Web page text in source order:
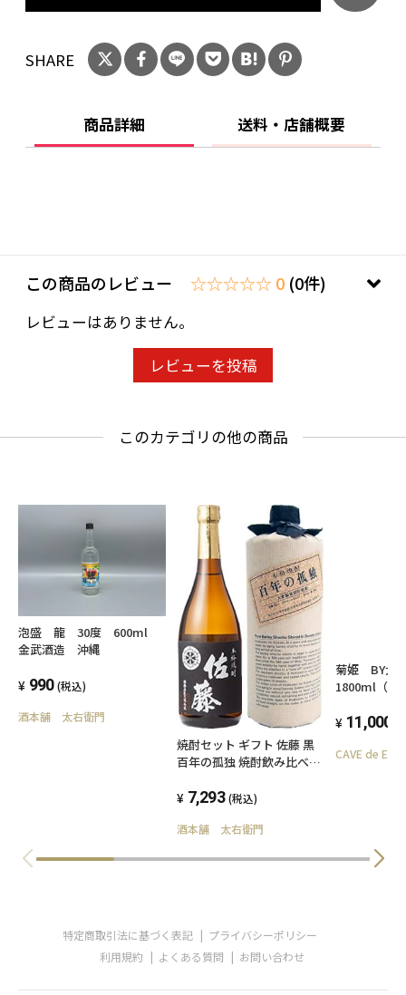
店は20歳未満の方への酒類の販売はいたしてお
ご購入時、「ご注文手続き」画面の「お問い合
わせ欄」に、生年月日を必ず入力してくださ
SHARE
商品詳細 送料・店舗概要
この商品のレビュー ☆☆☆☆☆ 0 (0件)
レビューはありません。
レビューを投稿
このカテゴリの他の商品
泡盛 龍 30度 600ml
金武酒造 沖縄
990 (税込)
酒本舗 太右衛門
焼酎セット ギフト 佐藤 黒
百年の孤独 焼酎飲み比べセ
藤酒造 百年の孤独 麦 40°黒
7,293 (税込)
酒本舗 太右衛門
菊姫 BY
1800ml（一
11,000
CAVE de
特定商取引法に基づく表記
プライバシーポリシー
利用規約
よくある質問 お問い合わせ